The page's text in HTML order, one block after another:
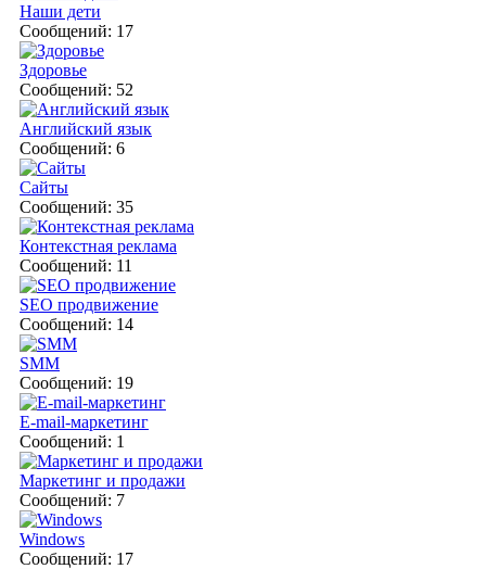
Наши дети
Сообщений: 17
Здоровье
Сообщений: 52
Английский язык
Сообщений: 6
Сайты
Сообщений: 35
Контекстная реклама
Сообщений: 11
SEO продвижение
Сообщений: 14
SMM
Сообщений: 19
E-mail-маркетинг
Сообщений: 1
Маркетинг и продажи
Сообщений: 7
Windows
Сообщений: 17